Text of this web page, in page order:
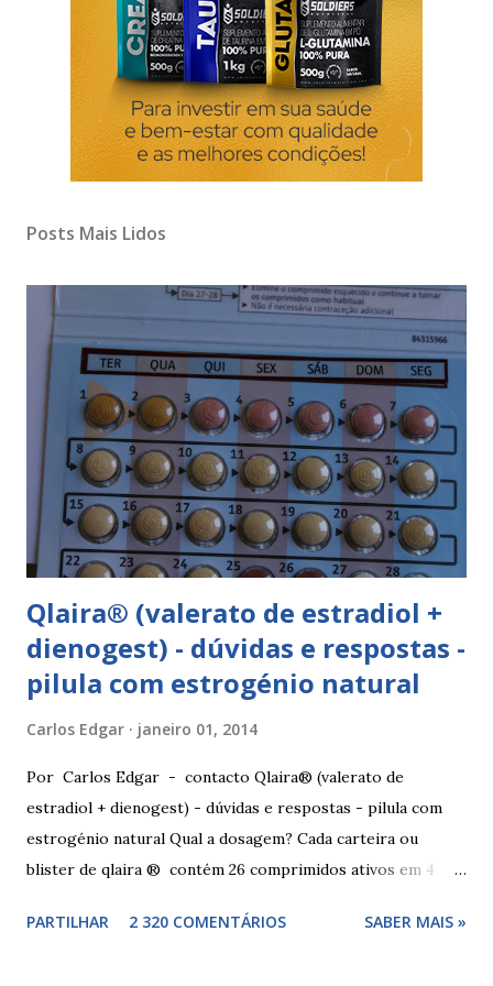
Posts Mais Lidos
Qlaira® (valerato de estradiol +
dienogest) - dúvidas e respostas -
pilula com estrogénio natural
Carlos Edgar janeiro 01, 2014
Por Carlos Edgar - contacto Qlaira® (valerato de
estradiol + dienogest) - dúvidas e respostas - pilula com
estrogénio natural Qual a dosagem? Cada carteira ou
blister de qlaira ® contém 26 comprimidos ativos em 4
comprimidos inativos brancos na linha 4. Dosagem
PARTILHAR 2 320 COMENTÁRIOS SABER MAIS »